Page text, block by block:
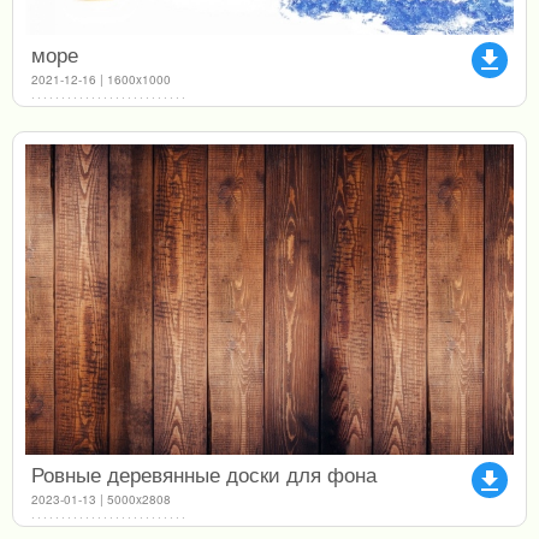
file_download
море
2021-12-16 | 1600x1000
file_download
Ровные деревянные доски для фона
2023-01-13 | 5000x2808